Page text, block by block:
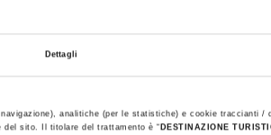
Dettagli
analitiche (per le statistiche) e cookie traccianti /
del sito. Il titolare del trattamento è “DESTINAZIONE
×
are late. ..